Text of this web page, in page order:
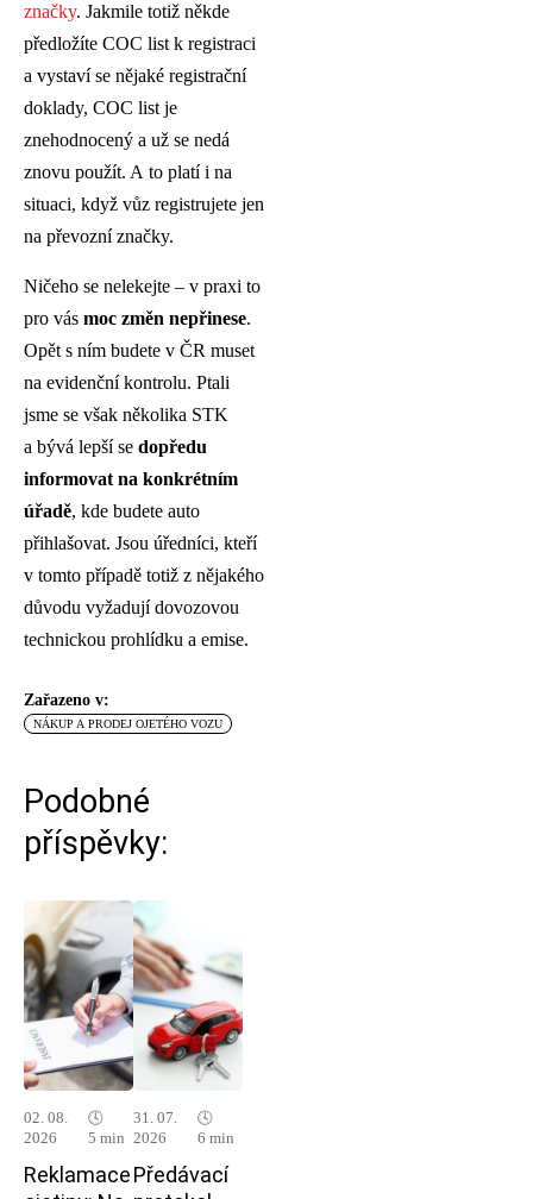
značky. Jakmile totiž někde
předložíte COC list k registraci
a vystaví se nějaké registrační
doklady, COC list je
znehodnocený a už se nedá
znovu použít. A to platí i na
situaci, když vůz registrujete jen
na převozní značky.
Ničeho se nelekejte – v praxi to
pro vás moc změn nepřinese.
Opět s ním budete v ČR muset
na evidenční kontrolu. Ptali
jsme se však několika STK
a bývá lepší se dopředu
informovat na konkrétním
úřadě, kde budete auto
přihlašovat. Jsou úředníci, kteří
v tomto případě totiž z nějakého
důvodu vyžadují dovozovou
technickou prohlídku a emise.
Zařazeno v:
NÁKUP A PRODEJ OJETÉHO VOZU
Podobné
příspěvky:
02. 08.
2026
🕓
5 min
Reklamace
31. 07.
2026
🕓
6 min
Předávací